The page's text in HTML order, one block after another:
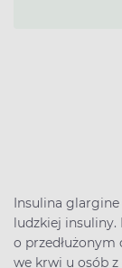
Insulina
ludzkiej
o
we krwi u osób